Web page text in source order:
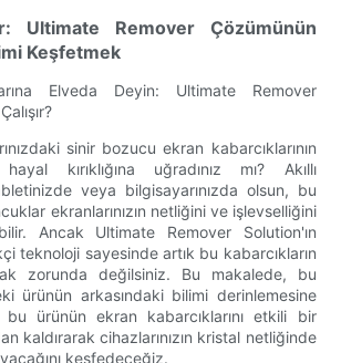
Ultimate Remover Çözümünün
Keşfetmek
Elveda Deyin: Ultimate Remover
sinir bozucu ekran kabarcıklarının
kırıklığına uğradınız mı? Akıllı
veya bilgisayarınızda olsun, bu
ekranlarınızın netliğini ve işlevselliğini
Ancak Ultimate Remover Solution'ın
teknoloji sayesinde artık bu kabarcıkların
zorunda değilsiniz. Bu makalede, bu
ürünün arkasındaki bilimi derinlemesine
ürünün ekran kabarcıklarını etkili bir
kaldırarak cihazlarınızın kristal netliğinde
keşfedeceğiz.